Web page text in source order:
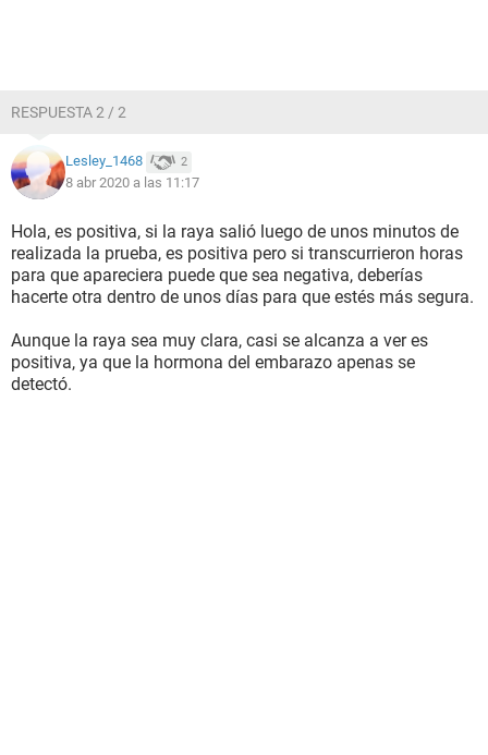
RESPUESTA 2 / 2
Lesley_1468 2
8 abr 2020 a las 11:17
Hola, es positiva, si la raya salió luego de unos minutos de
realizada la prueba, es positiva pero si transcurrieron horas
para que apareciera puede que sea negativa, deberías
hacerte otra dentro de unos días para que estés más segura.
Aunque la raya sea muy clara, casi se alcanza a ver es
positiva, ya que la hormona del embarazo apenas se
detectó.